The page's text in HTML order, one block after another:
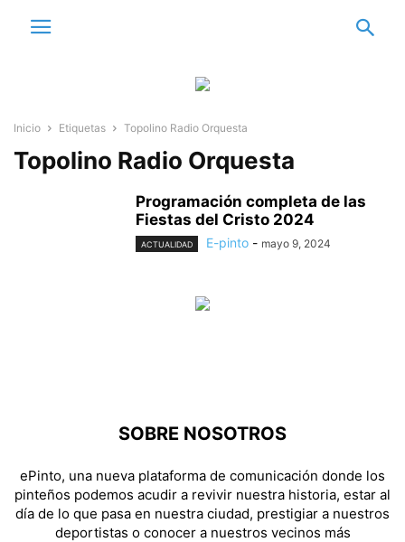
Inicio Etiquetas Topolino Radio Orquesta
Topolino Radio Orquesta
Programación completa de las
Fiestas del Cristo 2024
ACTUALIDAD E-pinto - mayo 9, 2024
SOBRE NOSOTROS
ePinto, una nueva plataforma de comunicación donde los
pinteños podemos acudir a revivir nuestra historia, estar al
día de lo que pasa en nuestra ciudad, prestigiar a nuestros
deportistas o conocer a nuestros vecinos más